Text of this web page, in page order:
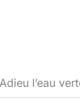
Adieu l’eau